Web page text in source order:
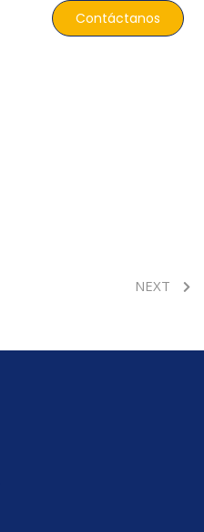
Contáctanos
NEXT